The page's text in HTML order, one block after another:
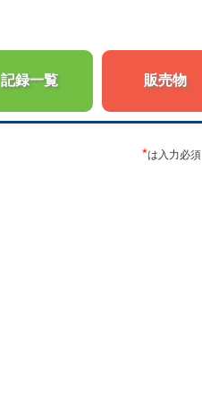
記録一覧 販売物
*は入力必須